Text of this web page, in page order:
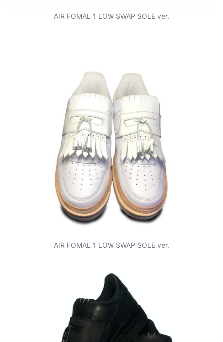
AIR FOMAL 1 LOW SWAP SOLE ver.
AIR FOMAL 1 LOW SWAP SOLE ver.